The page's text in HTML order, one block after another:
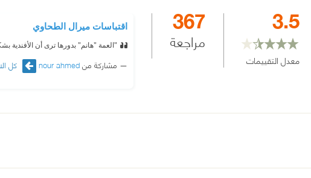
3.5
معدل التقييمات
367
مراجعة
اقتباسات ميرال الطحاوي
"العمة "هانم" بدورها ترى أن الأفندية
مشاركة منnour ahmed كل